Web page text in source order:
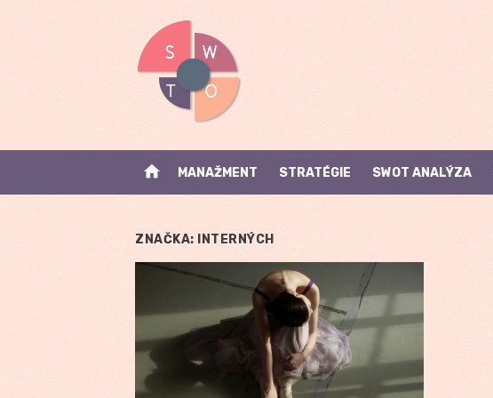
home MANAŽMENT STRATÉGIE SWOT ANALÝZA
ZNAČKA: INTERNÝCH